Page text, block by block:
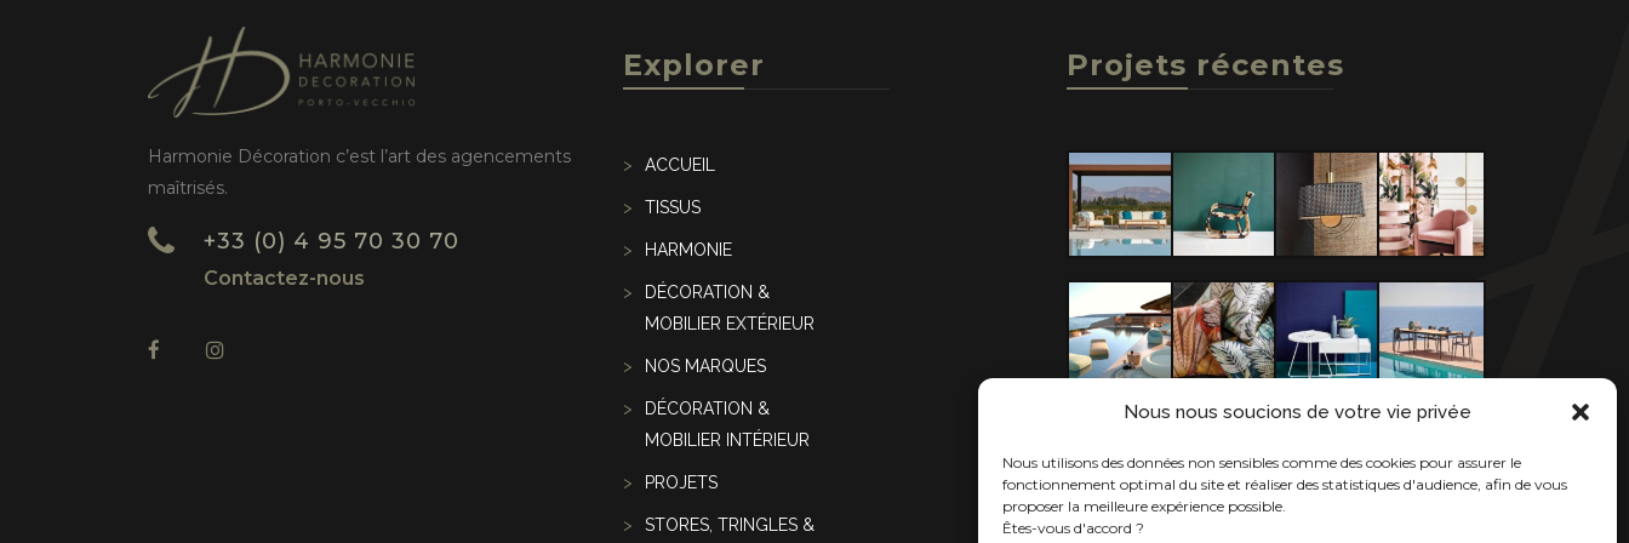
Nous nous soucions de votre vie privée
Nous utilisons des données non sensibles comme des cookies pour assurer le
fonctionnement optimal du site et réaliser des statistiques d'audience, afin de vous
proposer la meilleure expérience possible.
Êtes-vous d'accord ?
Harmonie Décoration c’est l’art des agencements
maîtrisés.
+33 (0) 4 95 70 30 70
Contactez-nous
Explorer
ACCUEIL
TISSUS
HARMONIE
DÉCORATION &
MOBILIER EXTÉRIEUR
NOS MARQUES
DÉCORATION &
MOBILIER INTÉRIEUR
PROJETS
STORES, TRINGLES &
Projets récentes